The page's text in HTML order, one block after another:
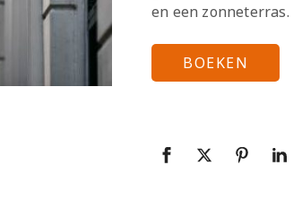
en een zonneterras.
BOEKEN